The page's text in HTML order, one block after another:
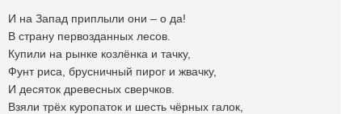
И на Запад приплыли они – о да!
В страну первозданных лесов.
Купили на рынке козлёнка и тачку,
Фунт риса, брусничный пирог и жвачку,
И десяток древесных сверчков.
Взяли трёх куропаток и шесть чёрных галок,